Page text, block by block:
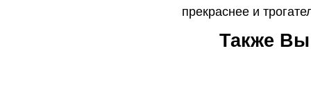
прекраснее и
Также